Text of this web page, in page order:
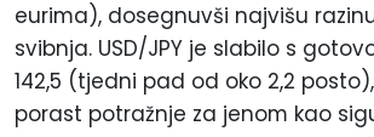
eurima), dosegnuvši najvišu
svibnja. USD/JPY je slabilo s
142,5 (tjedni pad od oko 2,2 posto
porast potražnje za jenom kao